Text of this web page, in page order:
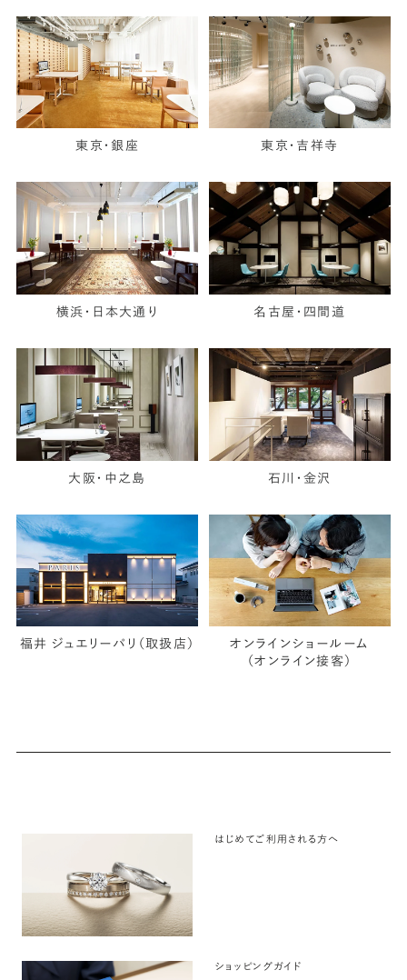
東京・銀座 東京・吉祥寺
横浜・日本大通り 名古屋・四間道
大阪・中之島 石川・金沢
福井 ジュエリーパリ（取扱店）
オンラインショールーム
（オンライン接客）
はじめてご利用される方へ
ショッピングガイド